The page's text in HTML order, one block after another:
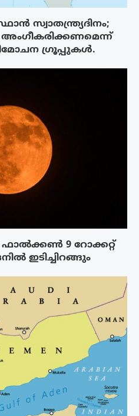
സ്വാതന്ത്ര്യദിനം;
അംഗീകരിക്കണമെന്ന്
ഗ്രൂപ്പുകൾ.
9 റോക്കറ്റ്
ഇടിച്ചിറങ്ങും